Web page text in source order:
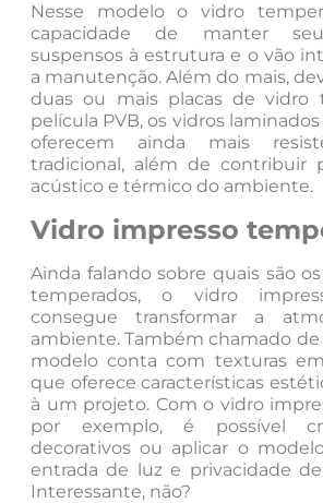
Nesse modelo o vidro
capacidade de manter
suspensos à estrutura e o vão
a manutenção. Além do mais,
duas ou mais placas de vidro
película PVB, os vidros
oferecem ainda mais
tradicional, além de contribuir
acústico e térmico do ambiente.
Vidro impresso
Ainda falando sobre quais são
temperados, o vidro
consegue transformar a
ambiente. Também chamado de
modelo conta com texturas
que oferece características
à um projeto. Com o vidro
por exemplo, é possível
decorativos ou aplicar o
entrada de luz e privacidade
Interessante, não?